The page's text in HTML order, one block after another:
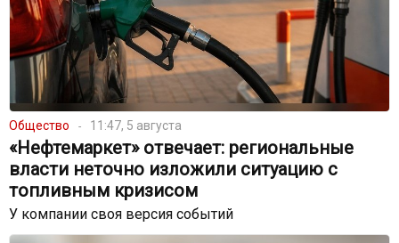
Общество 11:47, 5 августа
«Нефтемаркет» отвечает: региональные
власти неточно изложили ситуацию с
топливным кризисом
У компании своя версия событий